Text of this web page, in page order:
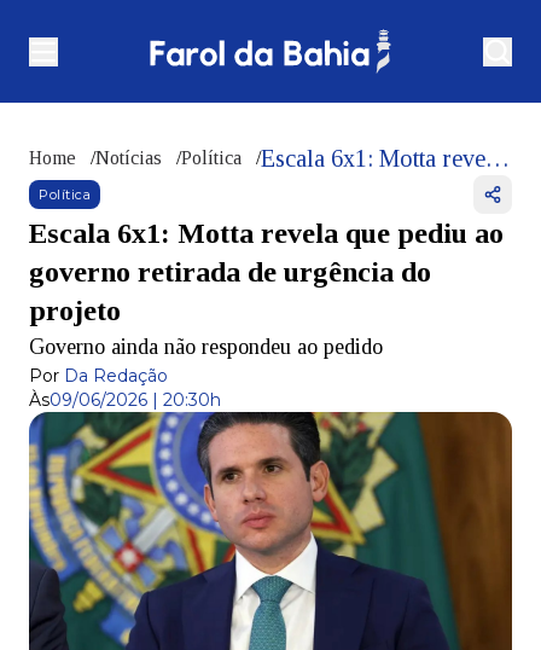
Home /Notícias /Política / Escala 6x1: Motta revela que pediu ao governo retirada de urgência do projeto
Política
Escala 6x1: Motta revela que pediu ao
governo retirada de urgência do
projeto
Governo ainda não respondeu ao pedido
Por Da Redação
Às09/06/2026 | 20:30h